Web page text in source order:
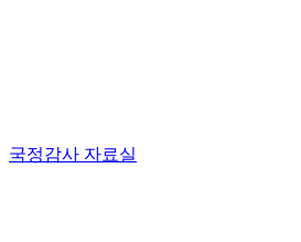
국정감사 자료실